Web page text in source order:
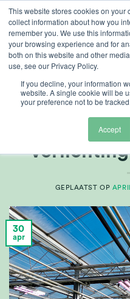
This website stores cookies on your
collect information about how you
remember you. We use this
your browsing experience and for
both on this website and other
use, see our Privacy Policy.
If you decline, your information
website. A single cookie will be
your preference not to be tracked.
Accept
Ga
naar
inhoud
verlichting
GEPLAATST OP
30
apr